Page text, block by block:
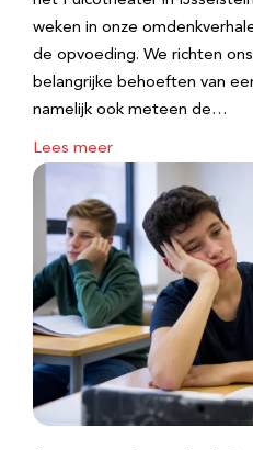
weken in onze
de opvoeding. We richten
belangrijke behoeften van
namelijk ook meteen de…
Lees meer